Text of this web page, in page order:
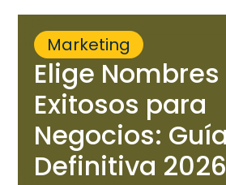
Marketing
Elige Nombres
Exitosos para
Negocios: Guía
Definitiva 2026